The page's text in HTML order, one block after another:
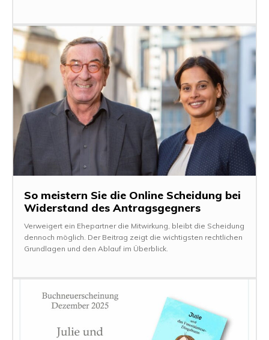
So meistern Sie die Online Scheidung bei
Widerstand des Antragsgegners
Verweigert ein Ehepartner die Mitwirkung, bleibt die Scheidung
dennoch möglich. Der Beitrag zeigt die wichtigsten rechtlichen
Grundlagen und den Ablauf im Überblick.